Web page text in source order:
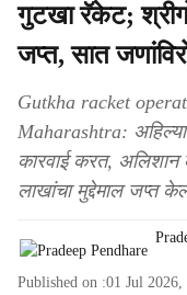
गुटखा रॅकेट;
जप्त, सात
Gutkha racket
Maharashtra:
कारवाई करत,
लाखांचा मुद्देमाल जप्त
Published on :01 Jul